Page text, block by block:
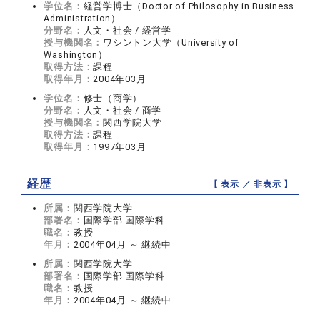
学位名： 経営学博士（Doctor of Philosophy in Business
Administration）
分野名： 人文・社会 / 経営学
授与機関名： ワシントン大学（University of
Washington）
取得方法：課程
取得年月：2004年03月
学位名： 修士（商学）
分野名： 人文・社会 / 商学
授与機関名： 関西学院大学
取得方法：課程
取得年月： 1997年03月
経歴 【 表示 ／非表示 】
所属： 関西学院大学
部署名： 国際学部 国際学科
職名： 教授
年月： 2004年04月 ～ 継続中
所属： 関西学院大学
部署名： 国際学部 国際学科
職名： 教授
年月： 2004年04月 ～ 継続中